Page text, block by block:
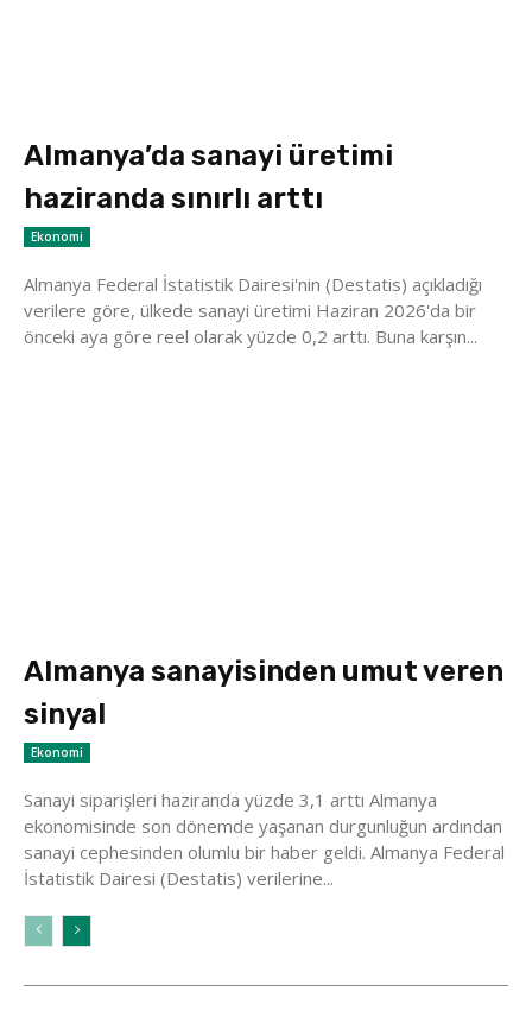
Almanya’da sanayi üretimi
haziranda sınırlı arttı
Ekonomi
Almanya Federal İstatistik Dairesi'nin (Destatis) açıkladığı
verilere göre, ülkede sanayi üretimi Haziran 2026'da bir
önceki aya göre reel olarak yüzde 0,2 arttı. Buna karşın...
Almanya sanayisinden umut veren
sinyal
Ekonomi
Sanayi siparişleri haziranda yüzde 3,1 arttı Almanya
ekonomisinde son dönemde yaşanan durgunluğun ardından
sanayi cephesinden olumlu bir haber geldi. Almanya Federal
İstatistik Dairesi (Destatis) verilerine...